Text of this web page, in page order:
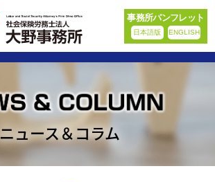
事務所パンフレット
日本語版 ENGLISH
ニュース＆コラム